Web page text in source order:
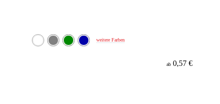
weitere Farben
ab 0,57 €